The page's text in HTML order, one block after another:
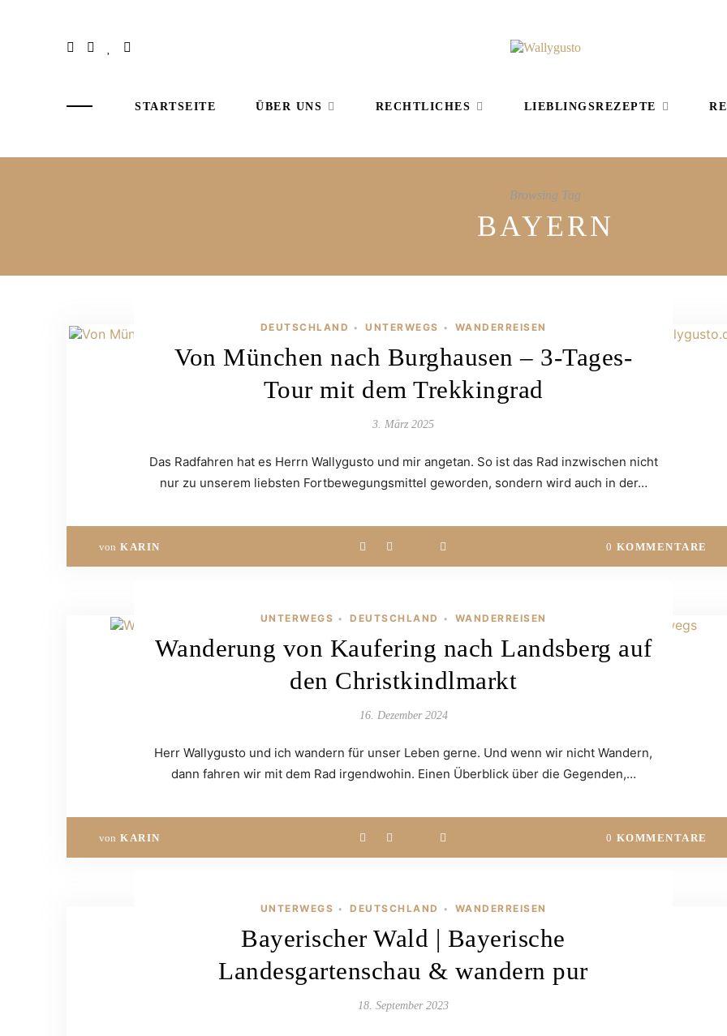
STARTSEITE ÜBER UNS RECHTLICHES LIEBLINGSREZEPTE
Browsing Tag
BAYERN
DEUTSCHLAND • UNTERWEGS • WANDERREISEN
Von München nach Burghausen – 3-Tages-
Tour mit dem Trekkingrad
3. März 2025
Das Radfahren hat es Herrn Wallygusto und mir angetan. So ist das Rad inzwischen nicht
nur zu unserem liebsten Fortbewegungsmittel geworden, sondern wird auch in der…
von KARIN 0 KOMMENTARE
UNTERWEGS • DEUTSCHLAND • WANDERREISEN
Wanderung von Kaufering nach Landsberg auf
den Christkindlmarkt
16. Dezember 2024
Herr Wallygusto und ich wandern für unser Leben gerne. Und wenn wir nicht Wandern,
dann fahren wir mit dem Rad irgendwohin. Einen Überblick über die Gegenden,…
von KARIN 0 KOMMENTARE
UNTERWEGS • DEUTSCHLAND • WANDERREISEN
Bayerischer Wald | Bayerische
Landesgartenschau & wandern pur
18. September 2023